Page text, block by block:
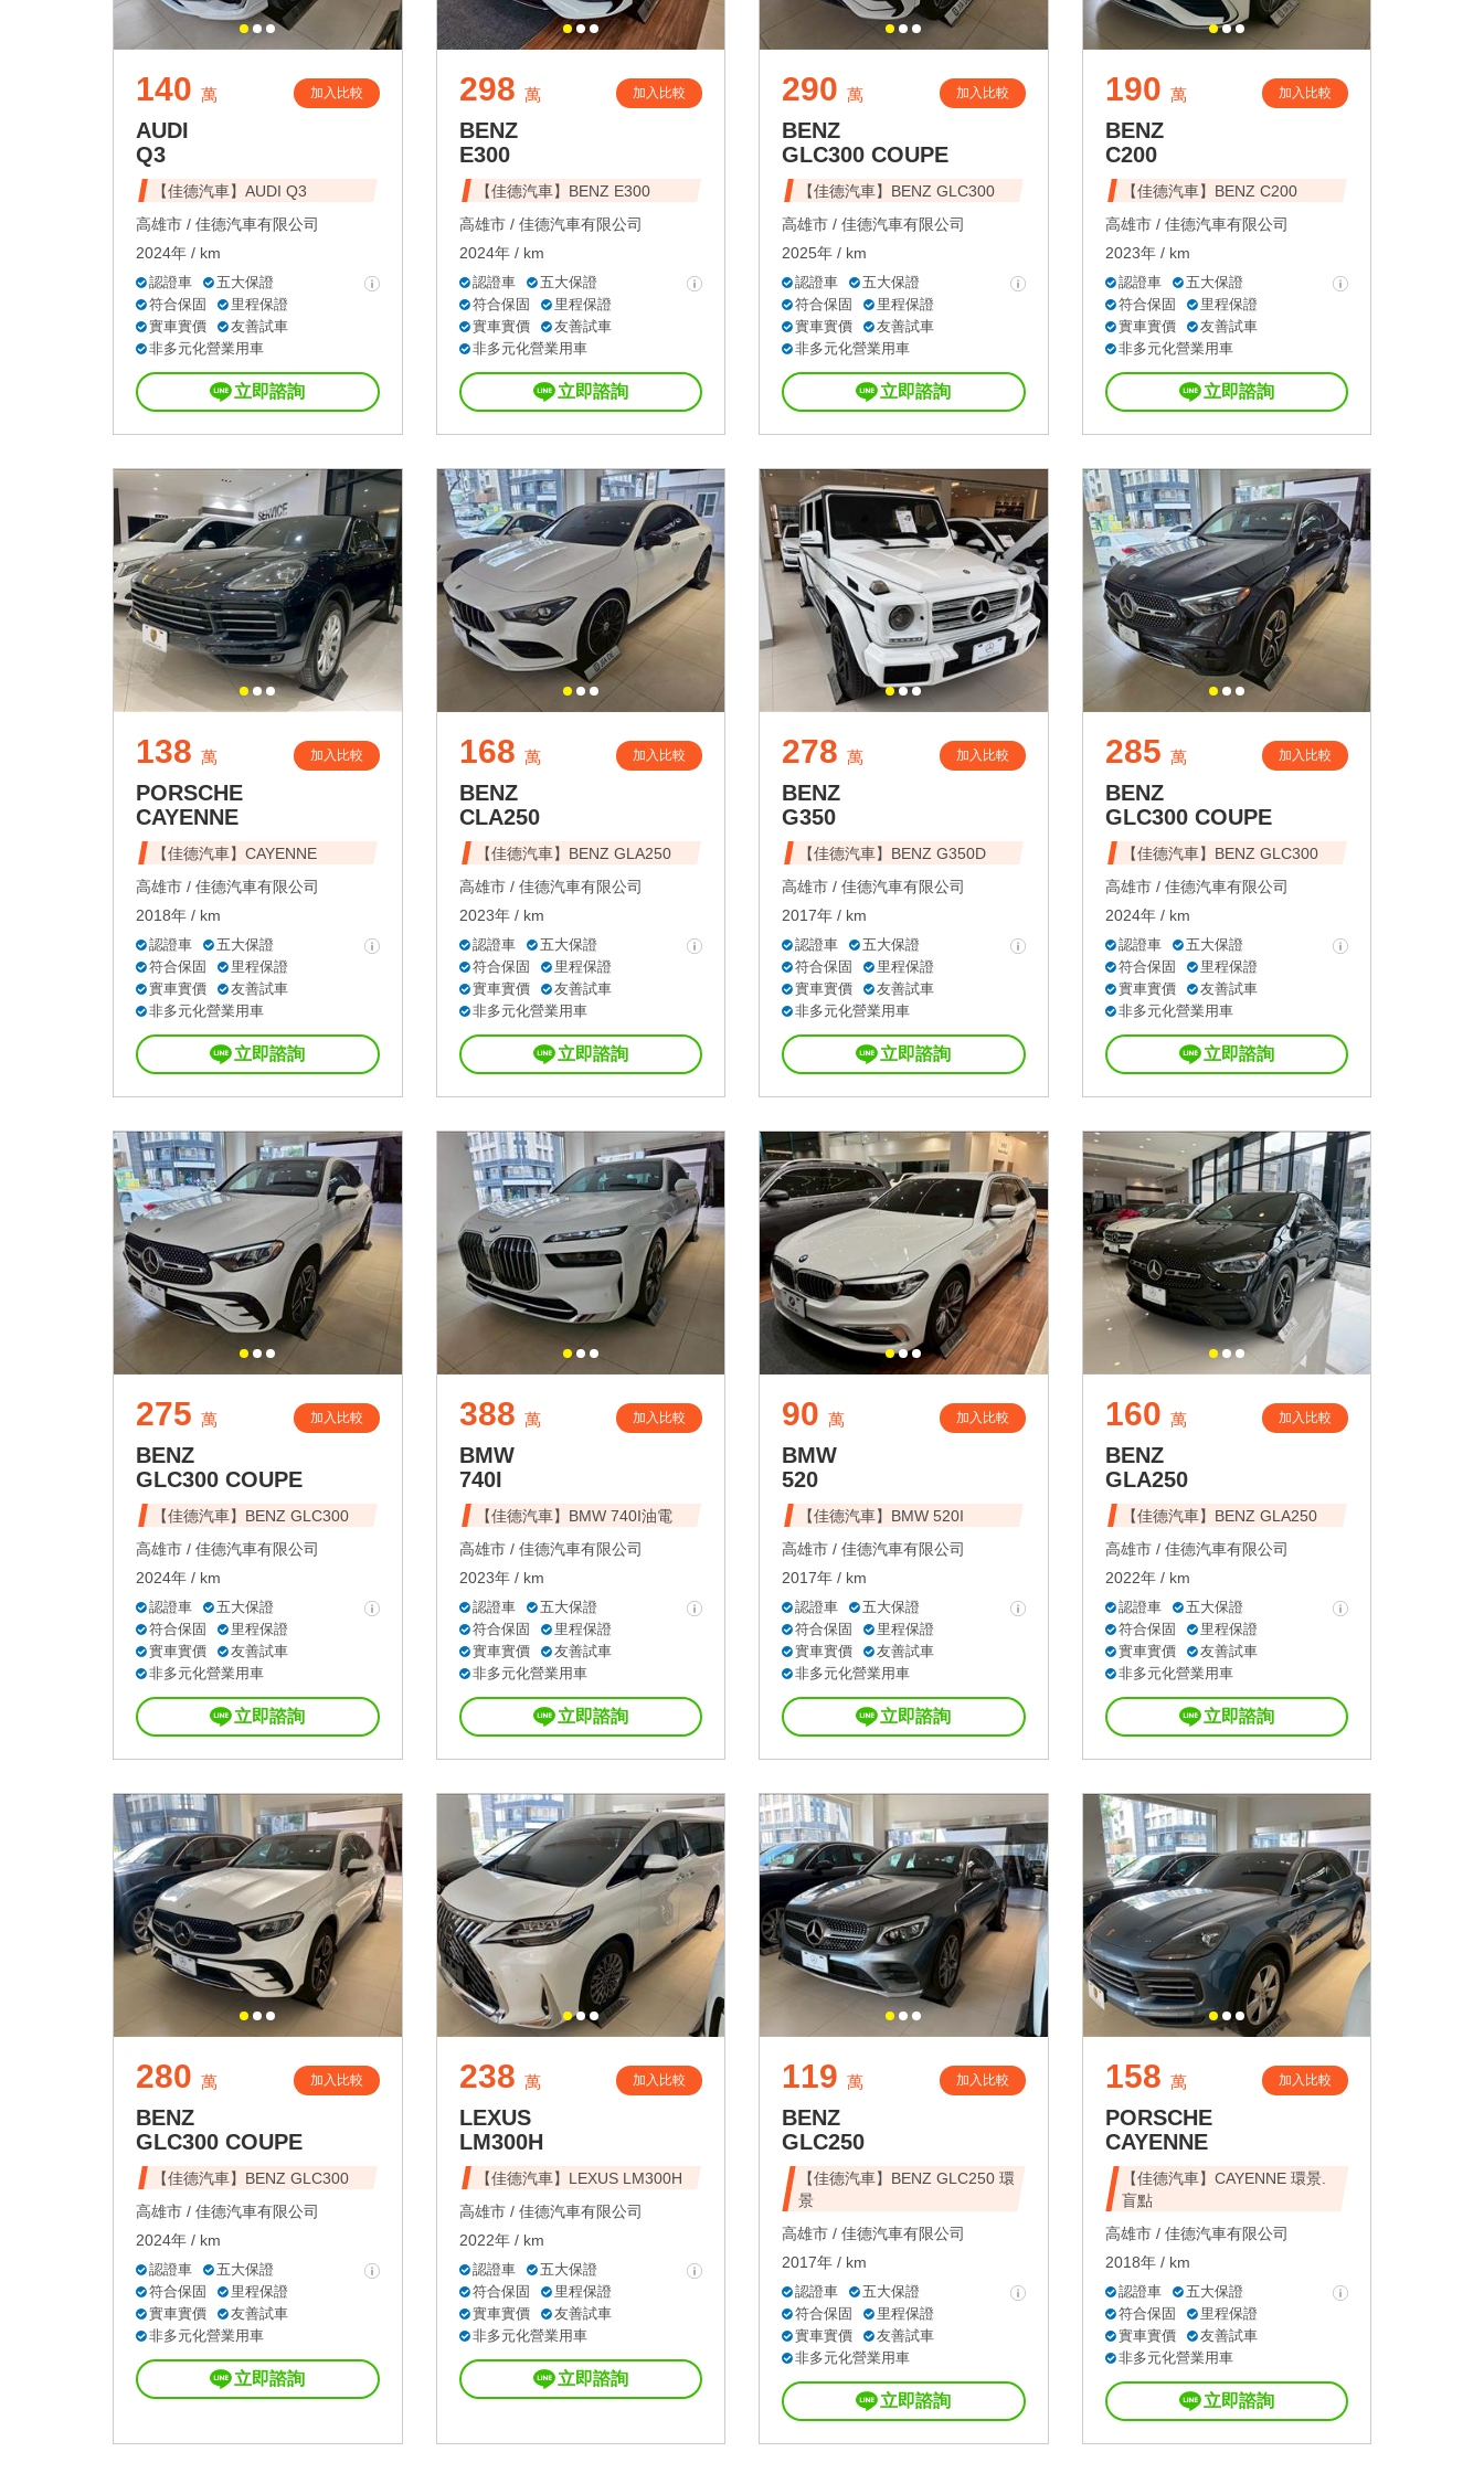
140 萬 加入比較
AUDI
Q3
【佳德汽車】AUDI Q3
高雄市 / 佳德汽車有限公司
2024年 / km
認證車
五大保證
符合保固
里程保證
實車實價
友善試車
非多元化營業用車
立即諮詢
298 萬 加入比較
BENZ
E300
【佳德汽車】BENZ E300
高雄市 / 佳德汽車有限公司
2024年 / km
認證車
五大保證
符合保固
里程保證
實車實價
友善試車
非多元化營業用車
立即諮詢
290 萬 加入比較
BENZ
GLC300 COUPE
【佳德汽車】BENZ GLC300
高雄市 / 佳德汽車有限公司
2025年 / km
認證車
五大保證
符合保固
里程保證
實車實價
友善試車
非多元化營業用車
立即諮詢
190 萬 加入比較
BENZ
C200
【佳德汽車】BENZ C200
高雄市 / 佳德汽車有限公司
2023年 / km
認證車
五大保證
符合保固
里程保證
實車實價
友善試車
非多元化營業用車
立即諮詢
138 萬 加入比較
PORSCHE
CAYENNE
【佳德汽車】CAYENNE
高雄市 / 佳德汽車有限公司
2018年 / km
認證車
五大保證
符合保固
里程保證
實車實價
友善試車
非多元化營業用車
立即諮詢
168 萬 加入比較
BENZ
CLA250
【佳德汽車】BENZ GLA250
高雄市 / 佳德汽車有限公司
2023年 / km
認證車
五大保證
符合保固
里程保證
實車實價
友善試車
非多元化營業用車
立即諮詢
278 萬 加入比較
BENZ
G350
【佳德汽車】BENZ G350D
高雄市 / 佳德汽車有限公司
2017年 / km
認證車
五大保證
符合保固
里程保證
實車實價
友善試車
非多元化營業用車
立即諮詢
285 萬 加入比較
BENZ
GLC300 COUPE
【佳德汽車】BENZ GLC300
高雄市 / 佳德汽車有限公司
2024年 / km
認證車
五大保證
符合保固
里程保證
實車實價
友善試車
非多元化營業用車
立即諮詢
275 萬 加入比較
BENZ
GLC300 COUPE
【佳德汽車】BENZ GLC300
高雄市 / 佳德汽車有限公司
2024年 / km
認證車
五大保證
符合保固
里程保證
實車實價
友善試車
非多元化營業用車
立即諮詢
388 萬 加入比較
BMW
740I
【佳德汽車】BMW 740I油電
高雄市 / 佳德汽車有限公司
2023年 / km
認證車
五大保證
符合保固
里程保證
實車實價
友善試車
非多元化營業用車
立即諮詢
90 萬 加入比較
BMW
520
【佳德汽車】BMW 520I
高雄市 / 佳德汽車有限公司
2017年 / km
認證車
五大保證
符合保固
里程保證
實車實價
友善試車
非多元化營業用車
立即諮詢
160 萬 加入比較
BENZ
GLA250
【佳德汽車】BENZ GLA250
高雄市 / 佳德汽車有限公司
2022年 / km
認證車
五大保證
符合保固
里程保證
實車實價
友善試車
非多元化營業用車
立即諮詢
280 萬 加入比較
BENZ
GLC300 COUPE
【佳德汽車】BENZ GLC300
高雄市 / 佳德汽車有限公司
2024年 / km
認證車
五大保證
符合保固
里程保證
實車實價
友善試車
非多元化營業用車
立即諮詢
238 萬 加入比較
LEXUS
LM300H
【佳德汽車】LEXUS LM300H
高雄市 / 佳德汽車有限公司
2022年 / km
認證車
五大保證
符合保固
里程保證
實車實價
友善試車
非多元化營業用車
立即諮詢
119 萬 加入比較
BENZ
GLC250
【佳德汽車】BENZ GLC250 環
景
高雄市 / 佳德汽車有限公司
2017年 / km
認證車
五大保證
符合保固
里程保證
實車實價
友善試車
非多元化營業用車
立即諮詢
158 萬 加入比較
PORSCHE
CAYENNE
【佳德汽車】CAYENNE 環景.
盲點
高雄市 / 佳德汽車有限公司
2018年 / km
認證車
五大保證
符合保固
里程保證
實車實價
友善試車
非多元化營業用車
立即諮詢